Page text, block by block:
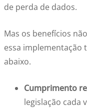
de perda de dados.
Mas os benefícios
essa implementação
abaixo.
Cumprimento
legislação cada